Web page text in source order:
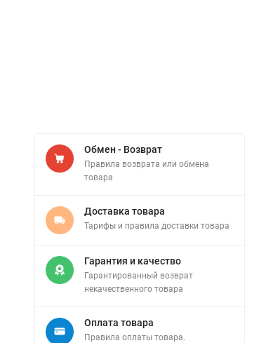
Обмен - Возврат
Правила возврата или обмена
товара
Доставка товара
Тарифы и правила доставки товара
Гарантия и качество
Гарантированный возврат
некачественного товара
Оплата товара
Правила оплаты товара.